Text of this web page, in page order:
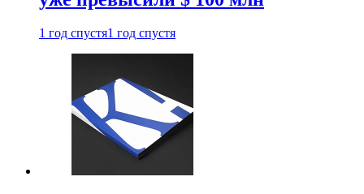
1 год спустя1 год спустя